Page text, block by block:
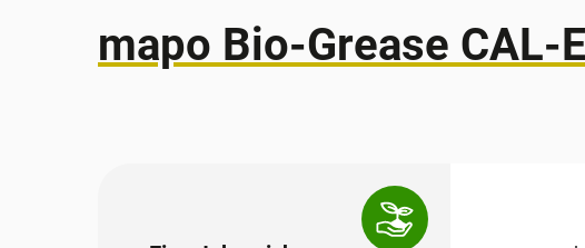
mapo Bio-Grease CAL-